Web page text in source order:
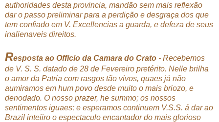
authoridades desta provincia, mandão sem mais reflexão
dar o passo preliminar para a perdição e desgraça dos que
tem confiado em V. Excellencias a guarda, e defeza de seus
inalienaveis direitos.
Resposta ao Officio da Camara do Crato - Recebemos
de V. S. S. datado de 28 de Fevereiro pretérito. Nelle brilha
o amor da Patria com rasgos tão vivos, quaes já não
aumiramos em hum povo desde muito o mais briozo, e
denodado. O nosso prazer, he summo; os nossos
sentimentos iguaes; e esperamos continuem V.S.S. á dar ao
Brazil inteiiro o espectaculo encantador do mais glorioso